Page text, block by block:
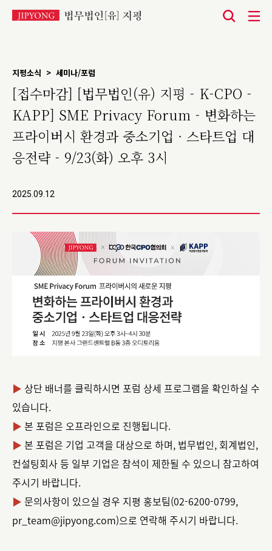
지평소식 > 세미나/포럼
[접수마감] [법무법인(유) 지평 - K-CPO -
KAPP] SME Privacy Forum - 변화하는
프라이버시 환경과 중소기업 · 스타트업 대
응전략 - 9/23(화) 오후 3시
2025.09.12
▶ 상단 배너를 클릭하시면 포럼 상세 프로그램을 확인하실 수
있습니다.
▶ 본 포럼은 오프라인으로 진행됩니다.
▶ 본 포럼은 기업 고객을 대상으로 하며, 법무법인, 회계법인,
컨설팅회사 등 일부 기업은 참석이 제한될 수 있으니 참고하여
주시기 바랍니다.
▶ 문의사항이 있으실 경우 지평 홍보팀(02-6200-0799,
pr_team@jipyong.com)으로 연락해 주시기 바랍니다.